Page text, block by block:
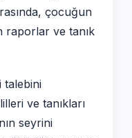
çocuğun
raporlar ve tanık
talebini
ve tanıkları
seyrini